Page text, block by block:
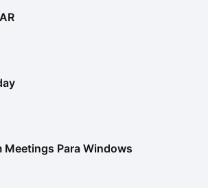
Meetings Para Windows